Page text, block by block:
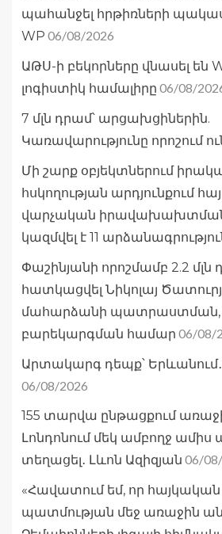
պահանջել հրթիռների
WP 06/08/2026
ԱԹՍ-ի բեկորները վնասել են
լոգիստիկ համալիրը 06/08/
7 մլն դրամ՝ արցախցիներին.
Կառավարությունը որոշում
Մի շարք օբյեկտներում
հսկողության արդյունքում
վարչական իրավախախտման
կազմվել է 11
Փաշինյանի որոշմամբ 2.2 մլն
հատկացվել Նիկոլայ
մահարձանի պատրաստման,
բարեկարգման համար 06/08/
Արտակարգ դեպք՝
06/08/2026
155 տարվա ընթացքում
Լոնդոնում մեկ ամբողջ ամիս
տեղացել․ Լևոն Ազիզյան 06/
«Հավատում եմ, որ հայկական
պատմության մեջ առաջին